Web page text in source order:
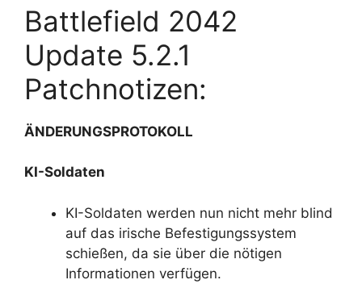
Battlefield 2042
Update 5.2.1
Patchnotizen:
ÄNDERUNGSPROTOKOLL
KI-Soldaten
KI-Soldaten werden nun nicht mehr blind
auf das irische Befestigungssystem
schießen, da sie über die nötigen
Informationen verfügen.